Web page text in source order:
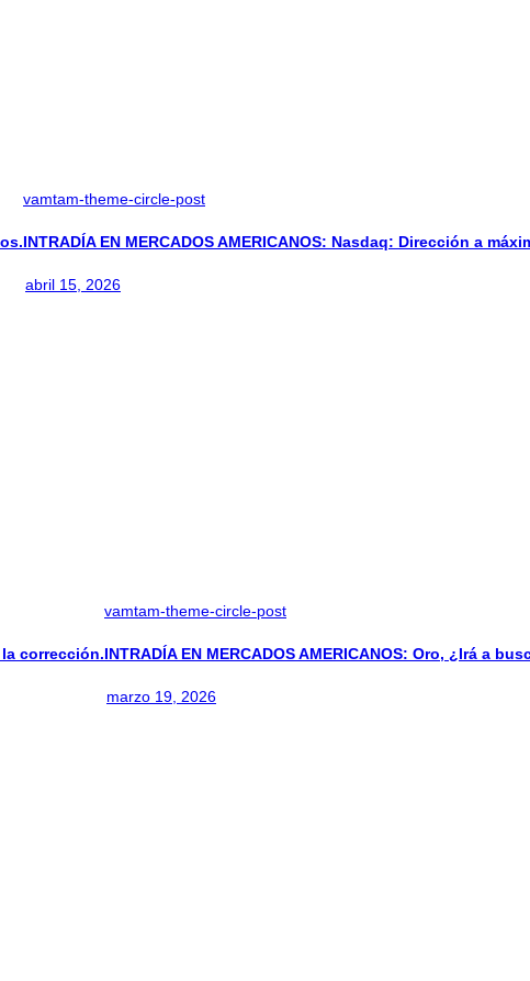
vamtam-theme-circle-post
INTRADÍA EN MERCADOS AMERICANOS: Nasdaq: Dirección a
abril 15, 2026
la corrección.
vamtam-theme-circle-post
INTRADÍA EN MERCADOS AMERICANOS: Oro, ¿Irá a
marzo 19, 2026